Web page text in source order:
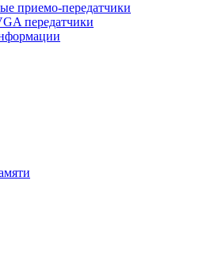
приемо-передатчики
передатчики